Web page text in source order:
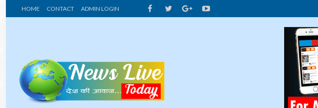
HOME CONTACT ADMIN LOGIN